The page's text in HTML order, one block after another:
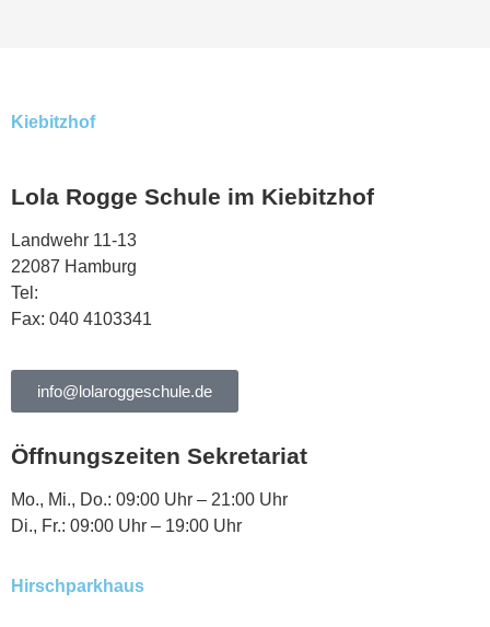
Kiebitzhof
Lola Rogge Schule im Kiebitzhof
Landwehr 11-13
22087 Hamburg
Tel:
Fax: 040 4103341
info@lolaroggeschule.de
Öffnungszeiten Sekretariat
Mo., Mi., Do.: 09:00 Uhr – 21:00 Uhr
Di., Fr.: 09:00 Uhr – 19:00 Uhr
Hirschparkhaus